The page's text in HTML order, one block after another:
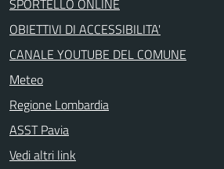
OBIETTIVI DI ACCESSIBILITA'
CANALE YOUTUBE DEL COMUNE
Meteo
Regione Lombardia
ASST Pavia
Vedi altri link